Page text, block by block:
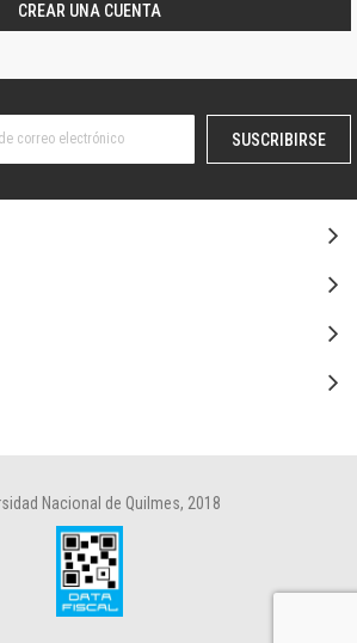
CREAR UNA CUENTA
SUSCRIBIRSE
Nacional de Quilmes, 2018